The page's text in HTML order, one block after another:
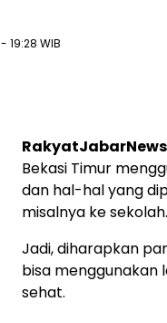
- 19:28 WIB
Bekasi Timur
dan hal-hal yang
misalnya ke sekolah.
Jadi, diharapkan
bisa
sehat.